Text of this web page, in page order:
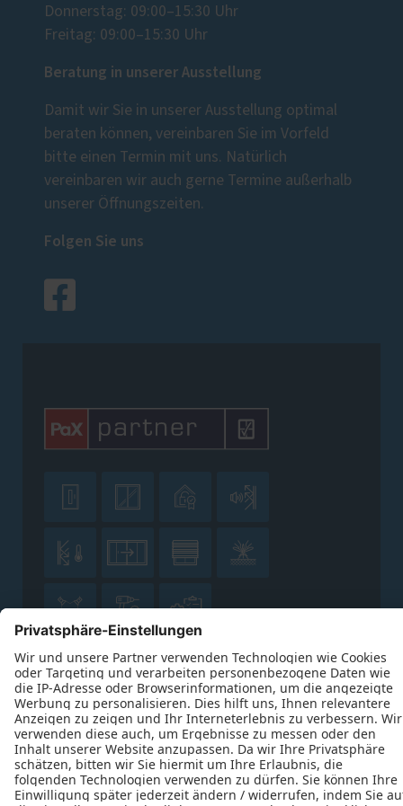
Donnerstag: 09:00–15:30 Uhr
Freitag: 09:00–15:30 Uhr
Beratung in unserer Ausstellung
Damit wir Sie in unserer Ausstellung optimal
beraten können, vereinbaren Sie im Vorfeld
bitte einen Termin mit uns. Natürlich
vereinbaren wir auch gerne Termine außerhalb
unserer Öffnungszeiten.
Folgen Sie uns
   
   
  
Datenschutz Impressum
Kontakt
Thomas Osterhold © 2026